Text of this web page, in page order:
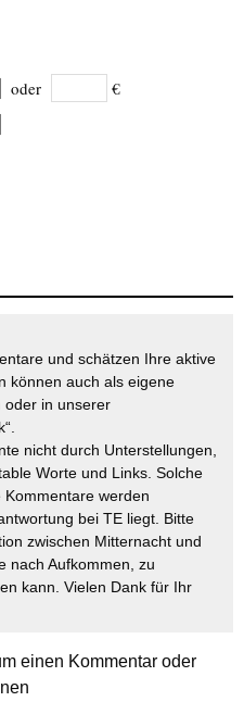
oder €
und schätzen Ihre aktive
können auch als eigene
oder in unserer
nicht durch Unterstellungen,
Worte und Links. Solche
werden
bei TE liegt. Bitte
zwischen Mitternacht und
nach Aufkommen, zu
kann. Vielen Dank für Ihr
einen Kommentar oder